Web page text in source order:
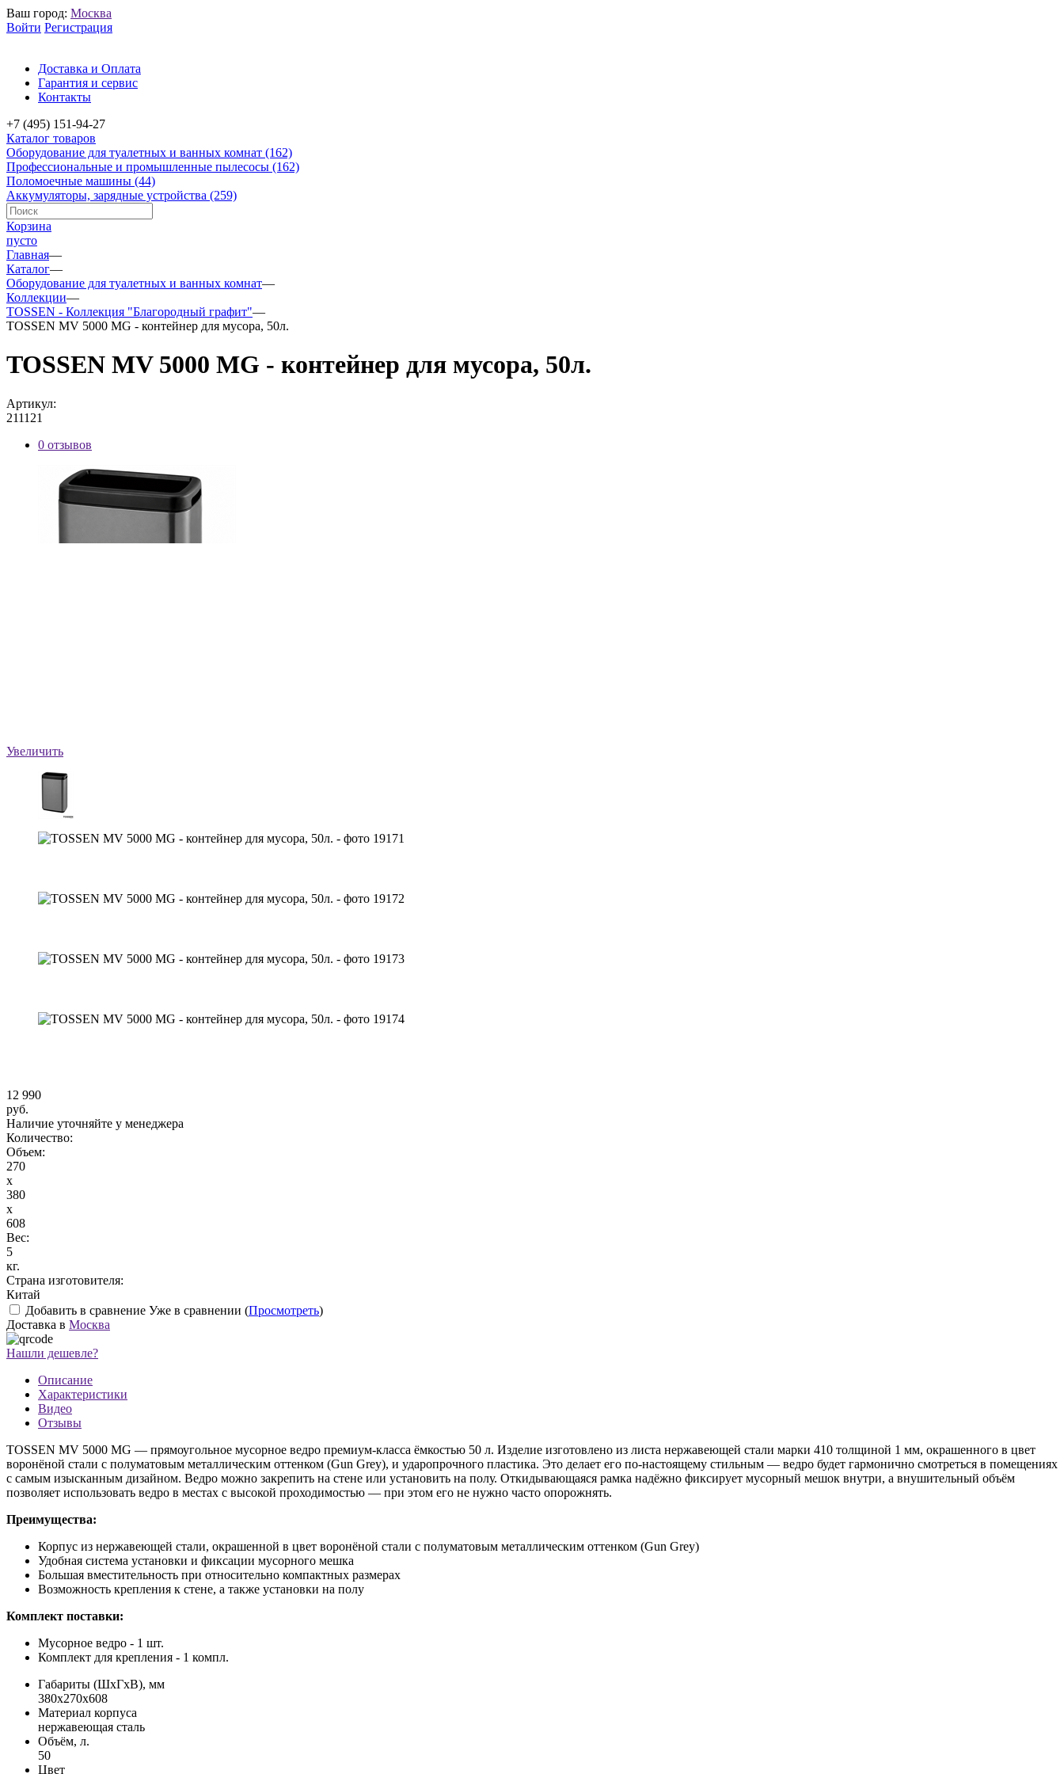
Ваш город: Москва
Войти Регистрация
Доставка и Оплата
Гарантия и сервис
Контакты
+7 (495) 151-94-27
Каталог товаров
Оборудование для туалетных и ванных комнат (162)
Профессиональные и промышленные пылесосы (162)
Поломоечные машины (44)
Аккумуляторы, зарядные устройства (259)
Корзина
пусто
Главная—
Каталог—
Оборудование для туалетных и ванных комнат—
Коллекции—
TOSSEN - Коллекция "Благородный графит"—
TOSSEN MV 5000 MG - контейнер для мусора, 50л.
TOSSEN MV 5000 MG - контейнер для мусора, 50л.
Артикул:
211121
0 отзывов
Увеличить
12 990
руб.
Наличие уточняйте у менеджера
Количество:
Объем:
270
x
380
x
608
Вес:
5
кг.
Страна изготовителя:
Китай
Добавить в сравнение Уже в сравнении (Просмотреть)
Доставка в Москва
Нашли дешевле?
Описание
Характеристики
Видео
Отзывы
TOSSEN MV 5000 MG — прямоугольное мусорное ведро премиум‑класса ёмкостью 50 л. Изделие изготовлено из листа нержавеющей стали марки 410 толщиной 1 мм, окрашенного в цвет
воронёной стали с полуматовым металлическим оттенком (Gun Grey), и ударопрочного пластика. Это делает его по‑настоящему стильным — ведро будет гармонично смотреться в помещениях
с самым изысканным дизайном. Ведро можно закрепить на стене или установить на полу. Откидывающаяся рамка надёжно фиксирует мусорный мешок внутри, а внушительный объём
позволяет использовать ведро в местах с высокой проходимостью — при этом его не нужно часто опорожнять.
Преимущества:
Корпус из нержавеющей стали, окрашенной в цвет воронёной стали с полуматовым металлическим оттенком (Gun Grey)
Удобная система установки и фиксации мусорного мешка
Большая вместительность при относительно компактных размерах
Возможность крепления к стене, а также установки на полу
Комплект поставки:
Мусорное ведро - 1 шт.
Комплект для крепления - 1 компл.
Габариты (ШхГхВ), мм
380х270х608
Материал корпуса
нержавеющая сталь
Объём, л.
50
Цвет